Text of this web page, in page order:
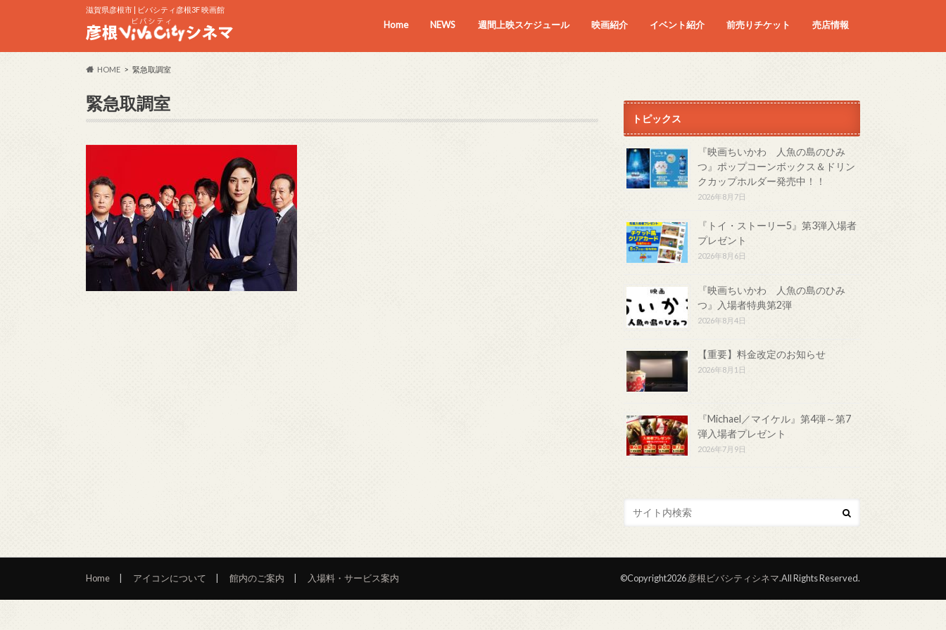
滋賀県彦根市 | ビバシティ彦根3F 映画館
Home NEWS 週間上映スケジュール 映画紹介 イベント紹介 前売りチケット 売店情報
HOME 緊急取調室
緊急取調室
トピックス
『映画ちいかわ 人魚の島のひみ
つ』ポップコーンボックス＆ドリン
クカップホルダー発売中！！
2026年8月7日
『トイ・ストーリー5』第3弾入場者
プレゼント
2026年8月6日
『映画ちいかわ 人魚の島のひみ
つ』入場者特典第2弾
2026年8月4日
【重要】料金改定のお知らせ
2026年8月1日
『Michael／マイケル』第4弾～第7
弾入場者プレゼント
2026年7月9日
Home アイコンについて 館内のご案内 入場料・サービス案内 ©Copyright2026彦根ビバシティシネマ.All Rights Reserved.